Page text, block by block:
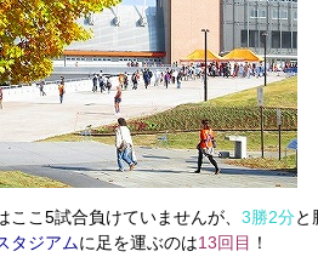
ここ5試合負けていませんが、 3勝2分と
タジアムに足を運ぶのは13回目 ！